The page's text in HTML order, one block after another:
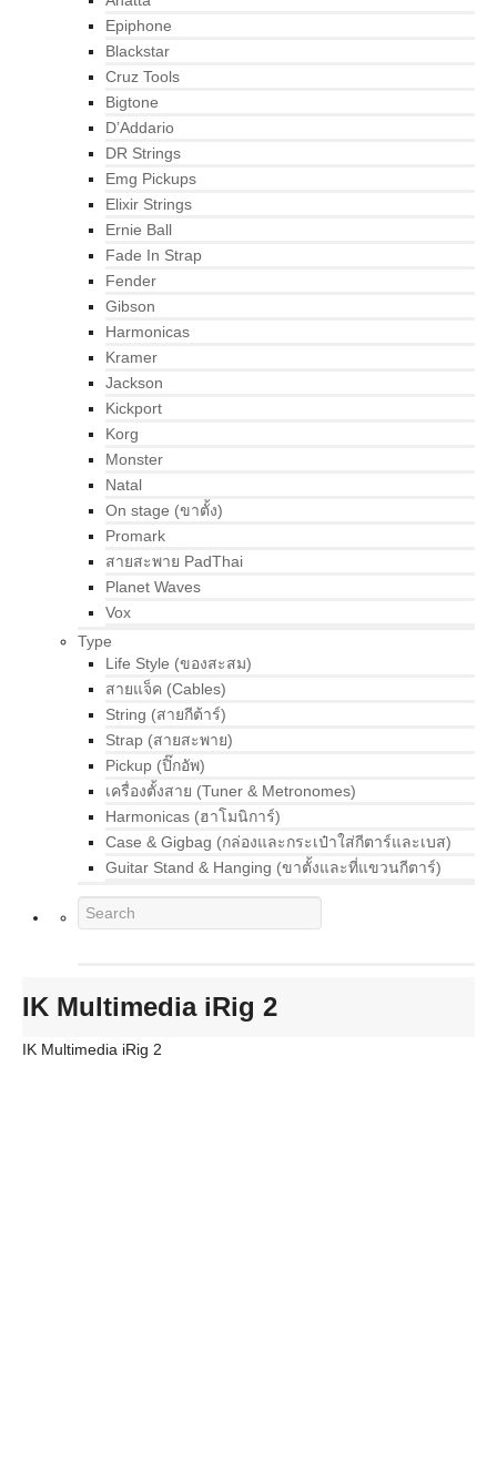
Epiphone
Blackstar
Cruz Tools
Bigtone
D’Addario
DR Strings
Emg Pickups
Elixir Strings
Ernie Ball
Fade In Strap
Fender
Gibson
Harmonicas
Kramer
Jackson
Kickport
Korg
Monster
Natal
On stage (ขาตั้ง)
Promark
สายสะพาย PadThai
Planet Waves
Vox
Type
Life Style (ของสะสม)
สายแจ็ค (Cables)
String (สายกีต้าร์)
Strap (สายสะพาย)
Pickup (ปิ๊กอัพ)
เครื่องตั้งสาย (Tuner & Metronomes)
Harmonicas (ฮาโมนิการ์)
Case & Gigbag (กล่องและกระเป๋าใส่กีตาร์และเบส)
Guitar Stand & Hanging (ขาตั้งและที่แขวนกีตาร์)
IK Multimedia iRig 2
IK Multimedia iRig 2